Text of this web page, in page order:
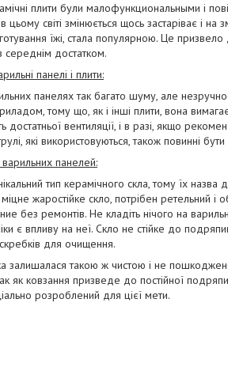
плити були малофункциональными і
цьому світі змінюється щось застаріває і
їжі, стала популярною. Це
достатком.
панелі і плити:
панелях так багато шуму, але
тому що, як і інші плити, вона
вентиляції, і в разі, якщо
які використовуються, також повинні
панелей:
тип керамічного скла, тому їх
жаростійке скло, потрібен ретельний
без ремонтів. Не кладіть нічого на
є впливу на неї. Скло не стійке до
для очищення.
залишалася такою ж чистою і не
як ковзання призведе до постійної
розроблений для цієї мети.